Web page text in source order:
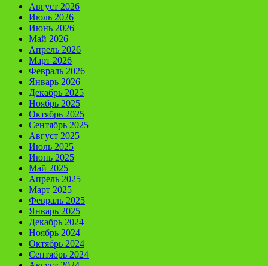
Август 2026
Июль 2026
Июнь 2026
Май 2026
Апрель 2026
Март 2026
Февраль 2026
Январь 2026
Декабрь 2025
Ноябрь 2025
Октябрь 2025
Сентябрь 2025
Август 2025
Июль 2025
Июнь 2025
Май 2025
Апрель 2025
Март 2025
Февраль 2025
Январь 2025
Декабрь 2024
Ноябрь 2024
Октябрь 2024
Сентябрь 2024